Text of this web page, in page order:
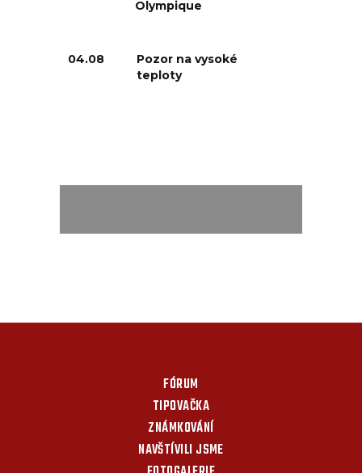
Olympique
04.08
Pozor na vysoké
teploty
FÓRUM
TIPOVAČKA
ZNÁMKOVÁNÍ
NAVŠTÍVILI JSME